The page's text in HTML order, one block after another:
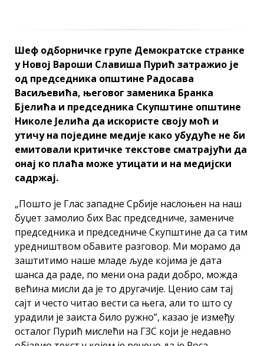
Шеф одборничке групе Демократске странке
у Новој Вароши Славиша Пурић затражио је
од председника општине Радосава
Васиљевића, његовог заменика Бранка
Бјелића и председника Скупштине општине
Николе Јелића да искористе своју моћ и
утичу на поједине медије како убудуће не би
емитовали критичке текстове сматрајући да
онај ко плаћа може утицати и на медијски
садржај.
„Пошто је Глас западне Србије наслоњен на наш
буџет замолио бих Вас председниче, замениче
председника и председниче Скупштине да са тим
уредништвом обавите разговор. Ми морамо да
заштитимо наше младе људе којима је дата
шанса да раде, по мени она ради добро, можда
већина мисли да је то другачије. Ценио сам тај
сајт и често читао вести са њега, али то што су
урадили је заиста било ружно”, казао је између
осталог Пурић мислећи на ГЗС који је недавно